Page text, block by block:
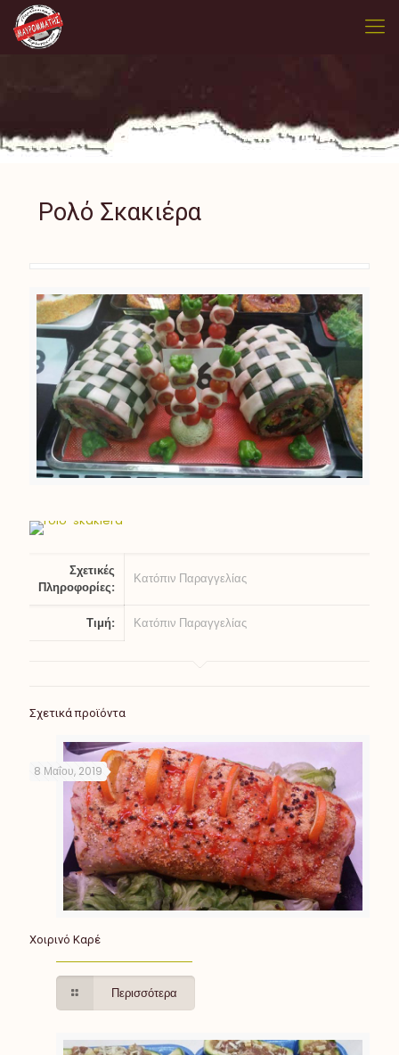
Ρολό Σκακιέρα
Σχετικές
Πληροφορίες:
Κατόπιν Παραγγελίας
Τιμή: Κατόπιν Παραγγελίας
Σχετικά προϊόντα
8 Μαΐου, 2019
Χοιρινό Καρέ
Περισσότερα